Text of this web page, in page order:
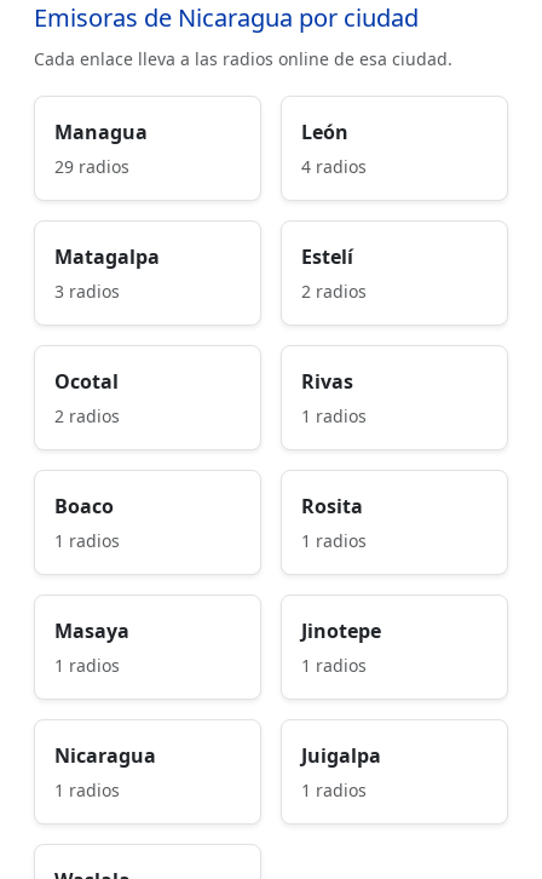
Emisoras de Nicaragua por ciudad
Cada enlace lleva a las radios online de esa ciudad.
Managua
29 radios
León
4 radios
Matagalpa
3 radios
Estelí
2 radios
Ocotal
2 radios
Rivas
1 radios
Boaco
1 radios
Rosita
1 radios
Masaya
1 radios
Jinotepe
1 radios
Nicaragua
1 radios
Juigalpa
1 radios